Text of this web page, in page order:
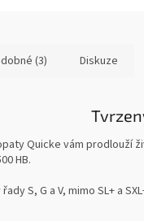
(3) Diskuze
Quicke vám prodlouží
HB.
S, G a V, mimo SL+ a